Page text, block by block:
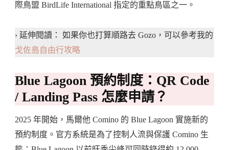
際鳥盟 BirdLife International 指定的重點鳥區之一。
› 延伸閱讀： 如果你也打算順路去 Gozo，可以參考我的
戈佐島自由行攻略
Blue Lagoon 預約制度：QR Code
/ Landing Pass 怎麼申請？
2025 年開始，馬爾他 Comino 的 Blue Lagoon 實施新的
預約制度。官方系統是為了控制人流與保護 Comino 生